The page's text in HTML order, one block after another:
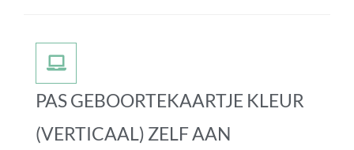
PAS GEBOORTEKAARTJE KLEUR
(VERTICAAL) ZELF AAN